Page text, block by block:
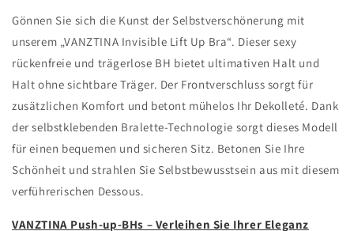
Gönnen Sie sich die Kunst der Selbstverschönerung mit
unserem „VANZTINA Invisible Lift Up Bra“. Dieser sexy
rückenfreie und trägerlose BH bietet ultimativen Halt und
Halt ohne sichtbare Träger. Der Frontverschluss sorgt für
zusätzlichen Komfort und betont mühelos Ihr Dekolleté. Dank
der selbstklebenden Bralette-Technologie sorgt dieses Modell
für einen bequemen und sicheren Sitz. Betonen Sie Ihre
Schönheit und strahlen Sie Selbstbewusstsein aus mit diesem
verführerischen Dessous.
VANZTINA Push-up-BHs – Verleihen Sie Ihrer Eleganz